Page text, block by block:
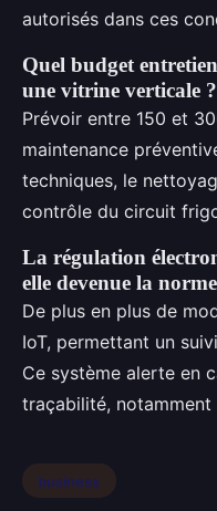
autorisés dans ces
Quel budget
une vitrine verticale ?
Prévoir entre 150 et
maintenance
techniques, le
contrôle du circuit
La régulation
elle devenue la
De plus en plus de
IoT, permettant un
Ce système alerte en
traçabilité, notamment
business